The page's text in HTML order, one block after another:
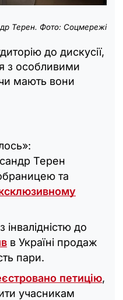
Терен. Фото: Соцмережі
до дискусії,
з особливими
мають вони
Терен
та
до
в Україні продаж
пари.
петицію,
учасникам